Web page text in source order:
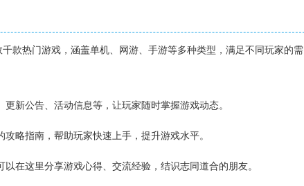
款热门游戏，涵盖单机、网游、手游等多种类型，满足不同玩家的需
新公告、活动信息等，让玩家随时掌握游戏动态。
略指南，帮助玩家快速上手，提升游戏水平。
在这里分享游戏心得、交流经验，结识志同道合的朋友。